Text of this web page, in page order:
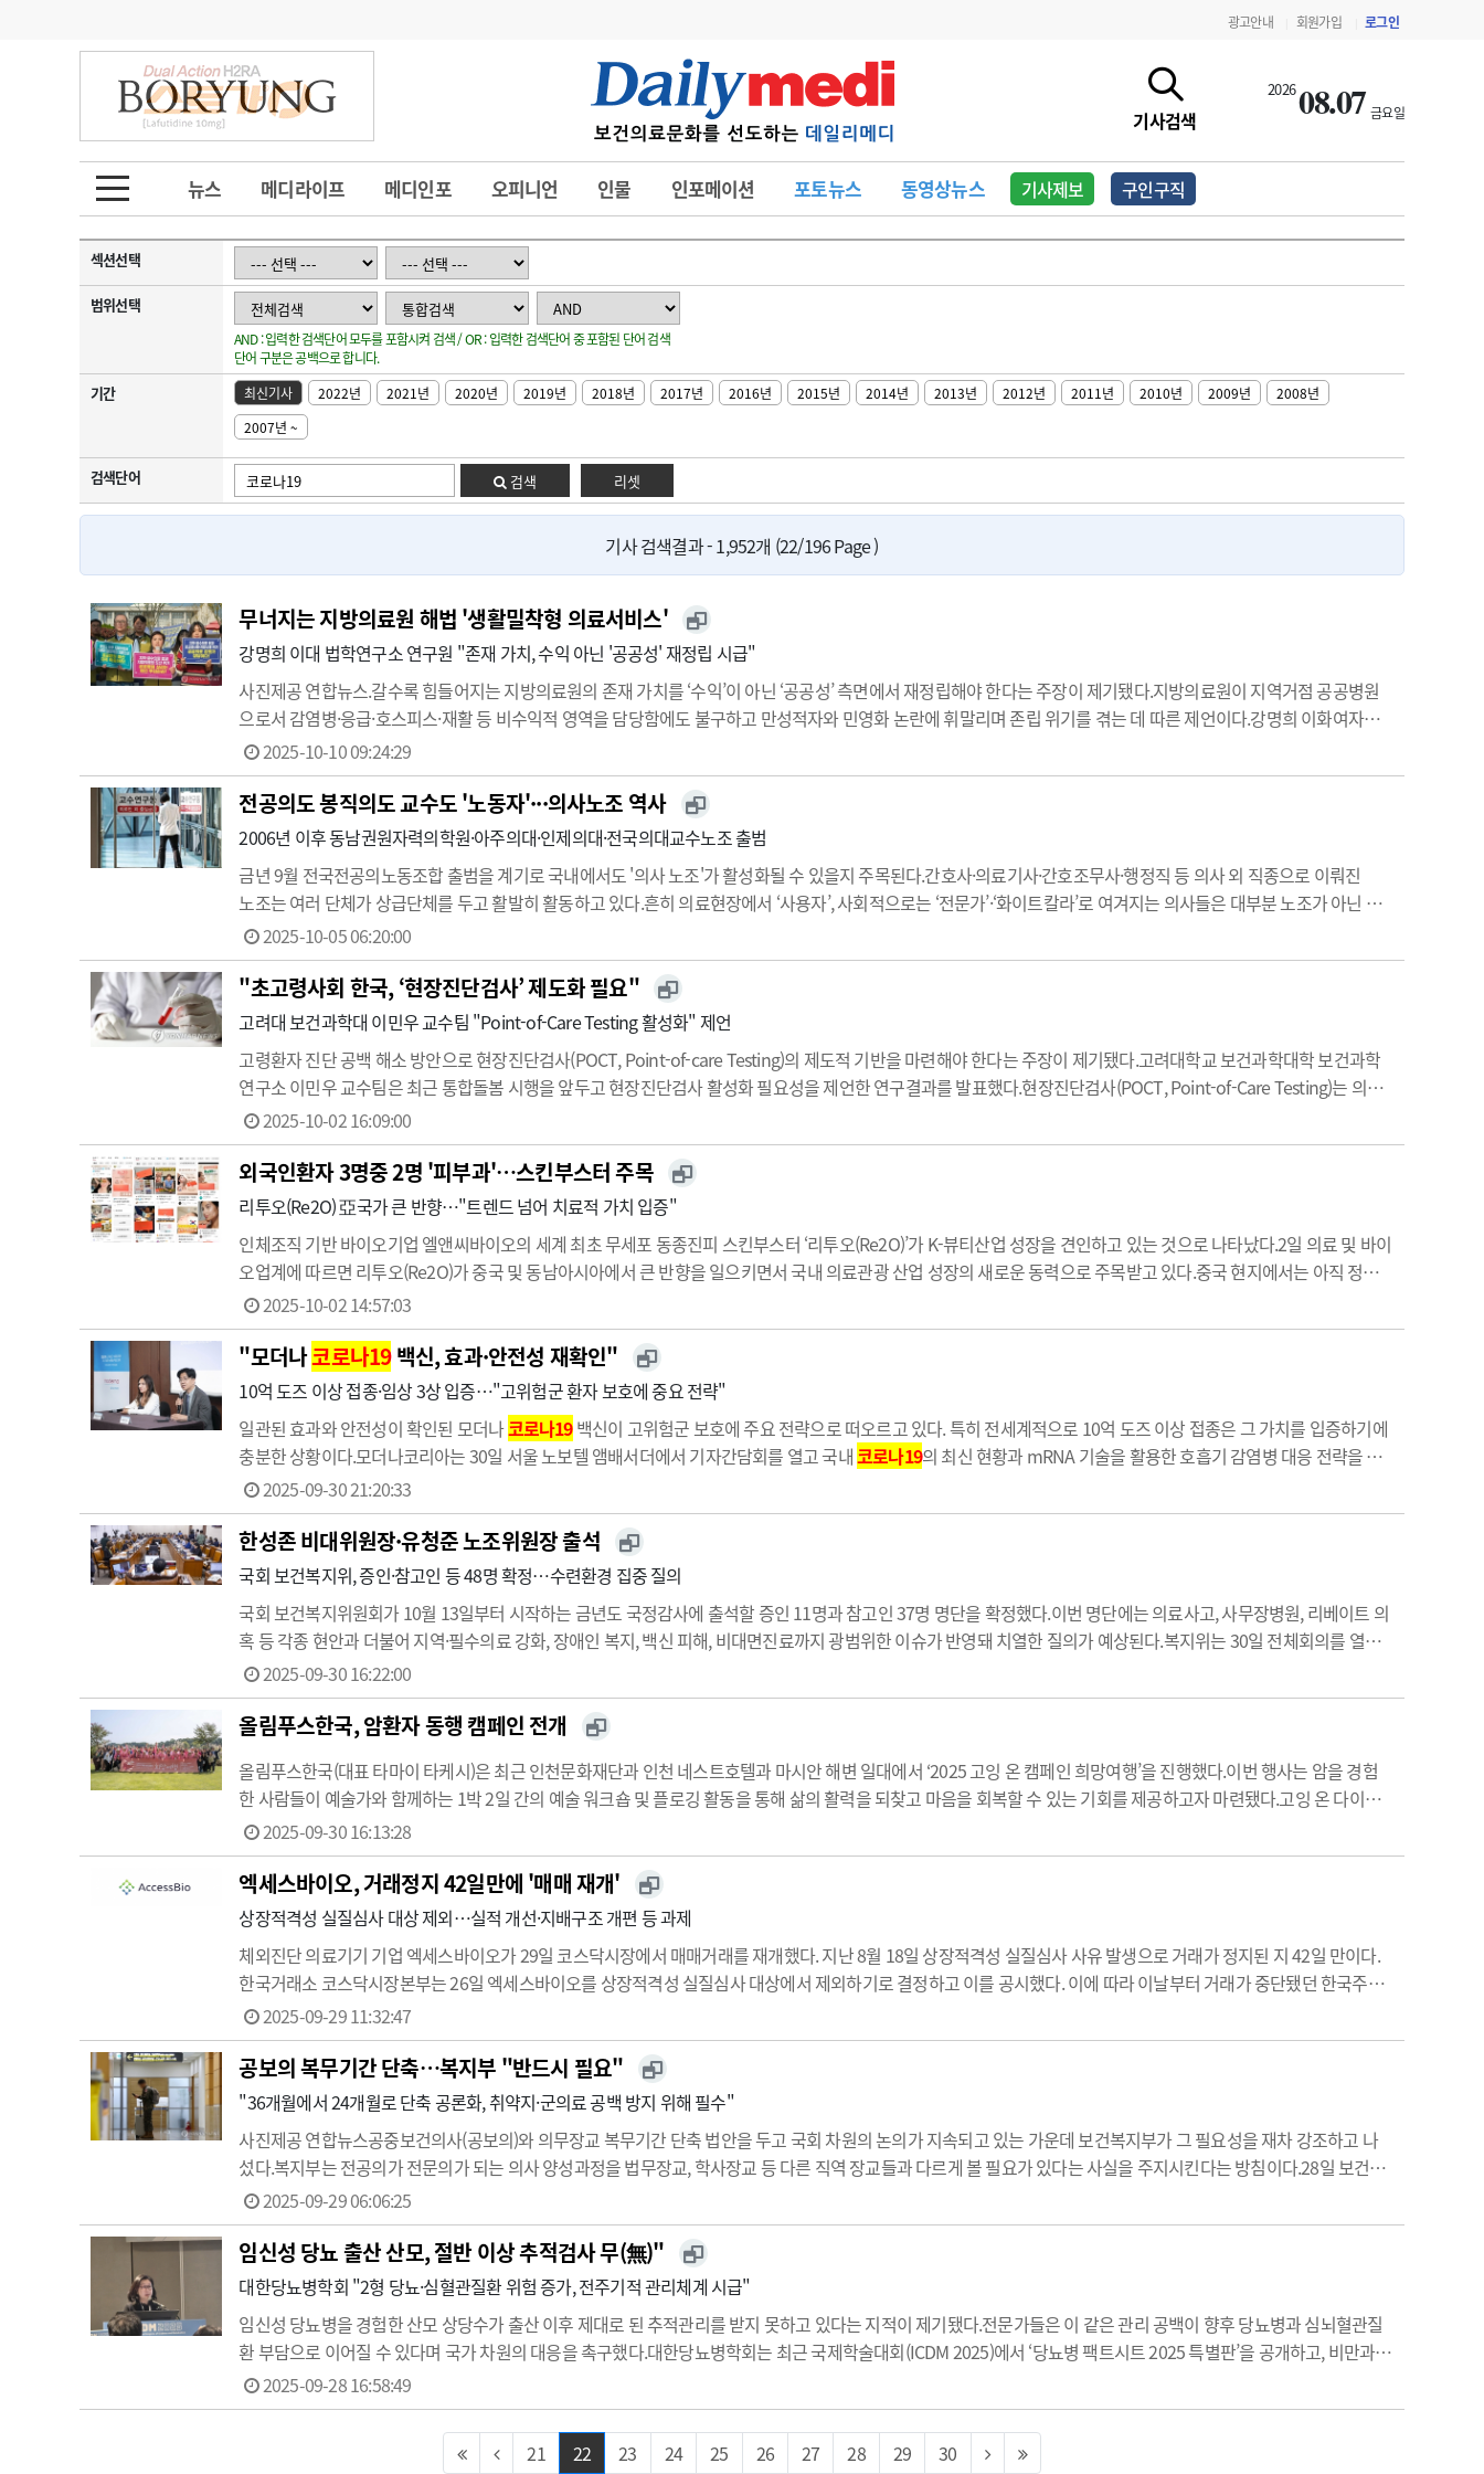
광고안내 회원가입 로그인
기사검색
202608.07 금요일
뉴스 메디라이프 메디인포 오피니언 인물 인포메이션 포토뉴스 동영상뉴스 기사제보 구인구직
금주의 검색어
1
의사인력 수급 추계
성분명 처방
AI의료
4
전공의 모집 결과
5
의사국시 합격률
6
관리급여 실시
10 약가인하
메디인포 사고
오피니언 칼럼 수첩
인물 초대석 피플
동영상뉴스
포토뉴스 포토뉴스
지역병원 중소병원
인포메이션 행정처분 판례 유권해석 정책/통계 공시 지침·기준·평가 약제급여 심사 결과
학회·연수강좌 학회/연수강좌 행사
고객센터 회사소개 법적고지 광고안내
섹션선택
범위선택
AND : 입력한 검색단어 모두를 포함시켜 검색 / OR : 입력한 검색단어 중 포함된 단어 검색
단어 구분은 공백으로 합니다.
기간 최신기사 2022년 2021년 2020년 2019년 2018년 2017년 2016년 2015년 2014년 2013년 2012년 2011년 2010년 2009년
2008년
2007년 ~
검색단어 검색 리셋
기사 검색결과 - 1,952개 (22/196 Page )
무너지는 지방의료원 해법 '생활밀착형 의료서비스'
강명희 이대 법학연구소 연구원 "존재 가치, 수익 아닌 '공공성' 재정립 시급"
사진제공 연합뉴스.갈수록 힘들어지는 지방의료원의 존재 가치를 ‘수익’이 아닌 ‘공공성’ 측면에서 재정립해야 한다는 주장이 제기됐다.지방의료원이 지역거점 공공병원
으로서 감염병·응급·호스피스·재활 등 비수익적 영역을 담당함에도 불구하고 만성적자와 민영화 논란에 휘말리며 존립 위기를 겪는 데 따른 제언이다.강명희 이화여자
대학교 법학연구소 연구원은 '서강법률논총'에 게재한 '지방의료원 활성화 방안–생활밀착형 의료서비스 연계를 중심으로'를 통해 지방의료원 가치 재정립 필요성을 주장
했다.강명희 연구원은 “지방의료원은 저소득층·노인·장애인…
2025-10-10 09:24:29
전공의도 봉직의도 교수도 '노동자'···의사노조 역사
2006년 이후 동남권원자력의학원·아주의대·인제의대·전국의대교수노조 출범
금년 9월 전국전공의노동조합 출범을 계기로 국내에서도 '의사 노조'가 활성화될 수 있을지 주목된다.간호사·의료기사·간호조무사·행정직 등 의사 외 직종으로 이뤄진
노조는 여러 단체가 상급단체를 두고 활발히 활동하고 있다.흔히 의료현장에서 ‘사용자’, 사회적으로는 ‘전문가’·‘화이트칼라’로 여겨지는 의사들은 대부분 노조가 아닌 직
역 대표자 단체로서 목소리를 냈다.그러나 병원의 일방적인 지시·강요 뿐 아니라 구조적 문제에 한계를 느낀 일부 의사들은 교섭권을 보장받는 노조라는 이름으로 뭉치기
시작했다.최초 의사 노조는 2006년 …
2025-10-05 06:20:00
"초고령사회 한국, ‘현장진단검사’ 제도화 필요"
고려대 보건과학대 이민우 교수팀 "Point-of-Care Testing 활성화" 제언
고령환자 진단 공백 해소 방안으로 현장진단검사(POCT, Point-of-care Testing)의 제도적 기반을 마련해야 한다는 주장이 제기됐다.고려대학교 보건과학대학 보건과학
연구소 이민우 교수팀은 최근 통합돌봄 시행을 앞두고 현장진단검사 활성화 필요성을 제언한 연구결과를 발표했다.현장진단검사(POCT, Point-of-Care Testing)는 의료
진이 환자 곁에서 혈액 등 시료를 신속하게 검사해 진단에 활용하는 현장 검사 방식이다검사실 이동 없이 현장에서 신속하게 결과를 확인할 수 있어 진료 효율과 환자 만족
도를 크게 높이는…
2025-10-02 16:09:00
외국인환자 3명중 2명 '피부과'…스킨부스터 주목
리투오(Re2O) 亞국가 큰 반향…"트렌드 넘어 치료적 가치 입증"
인체조직 기반 바이오기업 엘앤씨바이오의 세계 최초 무세포 동종진피 스킨부스터 ‘리투오(Re2O)’가 K-뷰티산업 성장을 견인하고 있는 것으로 나타났다.2일 의료 및 바이
오업계에 따르면 리투오(Re2O)가 중국 및 동남아시아에서 큰 반향을 일으키면서 국내 의료관광 산업 성장의 새로운 동력으로 주목받고 있다.중국 현지에서는 아직 정식
허가가 이뤄지지 않았고 제품 특성상 엄격한 유통 관리가 적용돼 현재 정품 시술은 국내 의료기관에서만 가능하다.이 같은 제한으로 인해 효과를 직접 체험하기 위해 한국
을 찾는 해외 환자들이 급증하고 있다.…
2025-10-02 14:57:03
"모더나코로나19백신, 효과·안전성 재확인"
10억 도즈 이상 접종·임상 3상 입증…"고위험군 환자 보호에 중요 전략"
일관된 효과와 안전성이 확인된 모더나코로나19백신이 고위험군 보호에 주요 전략으로 떠오르고 있다. 특히 전세계적으로 10억 도즈 이상 접종은 그 가치를 입증하기에
충분한 상황이다.모더나코리아는 30일 서울 노보텔 앰배서더에서 기자간담회를 열고 국내코로나19의 최신 현황과 mRNA 기술을 활용한 호흡기 감염병 대응 전략을 소
개했다.연자로 나선 한림대학교 강남성심병원 감염내과 이재갑 교수는 ‘국내
백신의 효과와 안전성을 강조했다.이 교…
2025-09-30 21:20:33
한성존 비대위원장·유청준 노조위원장 출석
국회 보건복지위, 증인·참고인 등 48명 확정…수련환경 집중 질의
국회 보건복지위원회가 10월 13일부터 시작하는 금년도 국정감사에 출석할 증인 11명과 참고인 37명 명단을 확정했다.이번 명단에는 의료사고, 사무장병원, 리베이트 의
혹 등 각종 현안과 더불어 지역·필수의료 강화, 장애인 복지, 백신 피해, 비대면진료까지 광범위한 이슈가 반영돼 치열한 질의가 예상된다.복지위는 30일 전체회의를 열고
보건복지부와 질병관리청 등 소관 부처 및 산하기관 30여 곳을 대상으로 10월 14일부터 30일까지 진행될 국정감사 증인·참고인 명단을 의결했다.이번에 채택된 증인 11
명 가운데는 김동락…
2025-09-30 16:22:00
올림푸스한국, 암환자 동행 캠페인 전개
올림푸스한국(대표 타마이 타케시)은 최근 인천문화재단과 인천 네스트호텔과 마시안 해변 일대에서 ‘2025 고잉 온 캠페인 희망여행’을 진행했다.이번 행사는 암을 경험
한 사람들이 예술가와 함께하는 1박 2일 간의 예술 워크숍 및 플로깅 활동을 통해 삶의 활력을 되찾고 마음을 회복할 수 있는 기회를 제공하고자 마련됐다.고잉 온 다이어
리는 올림푸스한국이 대한암협회와 함께 진행하고 있는 사회공헌활동 ‘고잉 온 캠페인’ 일환으로, 암 경험자들이 일기를 쓰며 소통하고 공감할 수 있는 기회를 제공하는 프
로그램이다.올해 고잉 온 캠페인 희망…
2025-09-30 16:13:28
엑세스바이오, 거래정지 42일만에 '매매 재개'
상장적격성 실질심사 대상 제외…실적 개선·지배구조 개편 등 과제
체외진단 의료기기 기업 엑세스바이오가 29일 코스닥시장에서 매매거래를 재개했다. 지난 8월 18일 상장적격성 실질심사 사유 발생으로 거래가 정지된 지 42일 만이다.
한국거래소 코스닥시장본부는 26일 엑세스바이오를 상장적격성 실질심사 대상에서 제외하기로 결정하고 이를 공시했다. 이에 따라 이날부터 거래가 중단됐던 한국주식
예탁증서(KDR)의 매매가 정상화됐다.엑세스바이오는 2025년 2분기 별도 기준 매출이 1억8700만 원으로 상장적격성 실질심사 대상에 올랐다. 코스닥시장 상장규정 제38
조 제2항 제5호에 따르면 최근 사업연도 분…
2025-09-29 11:32:47
공보의 복무기간 단축…복지부 "반드시 필요"
"36개월에서 24개월로 단축 공론화, 취약지·군의료 공백 방지 위해 필수"
사진제공 연합뉴스공중보건의사(공보의)와 의무장교 복무기간 단축 법안을 두고 국회 차원의 논의가 지속되고 있는 가운데 보건복지부가 그 필요성을 재차 강조하고 나
섰다.복지부는 전공의가 전문의가 되는 의사 양성과정을 법무장교, 학사장교 등 다른 직역 장교들과 다르게 볼 필요가 있다는 사실을 주지시킨다는 방침이다.28일 보건복
지부 고위 관계자는 “지속적으로 국방부에 공보의 및 의무장교 복무기간 단축이 필요하다는 의견을 전달해 왔다”고 밝혔다.이어 “실제 장관 및 차관도 기회가 있을 때마다
해당 내용을 언급했다. 지원율을 높이고 의료취…
2025-09-29 06:06:25
임신성 당뇨 출산 산모, 절반 이상 추적검사 무(無)"
대한당뇨병학회 "2형 당뇨·심혈관질환 위험 증가, 전주기적 관리체계 시급"
임신성 당뇨병을 경험한 산모 상당수가 출산 이후 제대로 된 추적관리를 받지 못하고 있다는 지적이 제기됐다.전문가들은 이 같은 관리 공백이 향후 당뇨병과 심뇌혈관질
환 부담으로 이어질 수 있다며 국가 차원의 대응을 촉구했다.대한당뇨병학회는 최근 국제학술대회(ICDM 2025)에서 ‘당뇨병 팩트시트 2025 특별판’을 공개하고, 비만과
임신성 당뇨병 현황을 분석한 결과를 발표했다.발표에 따르면 임신성 당뇨병을 경험한 여성 중 절반 이상이 출산 후 추적검사를 받지 않았고, 임신성 당뇨만 있었던 여성의
산후 검사율은 42.9%에 불과…
2025-09-28 16:58:49
21 22 23 24 25 26 27 28 29 30